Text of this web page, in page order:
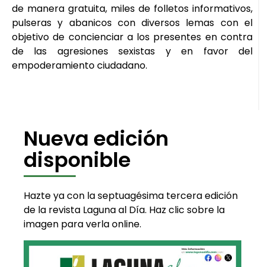
de manera gratuita, miles de folletos informativos,
pulseras y abanicos con diversos lemas con el
objetivo de concienciar a los presentes en contra
de las agresiones sexistas y en favor del
empoderamiento ciudadano.
Nueva edición
disponible
Hazte ya con la septuagésima tercera edición
de la revista Laguna al Día. Haz clic sobre la
imagen para verla online.